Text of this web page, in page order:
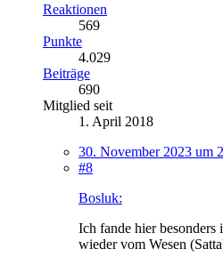
Reaktionen
569
Punkte
4.029
Beiträge
690
Mitglied seit
1. April 2018
30. November 2023 um
#8
Bosluk:
Ich fande hier besonders
wieder vom Wesen